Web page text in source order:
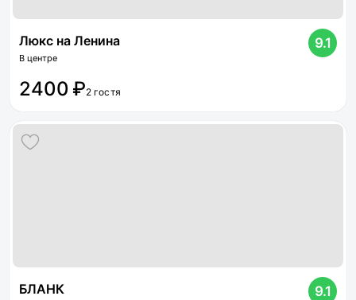
Люкс на Ленина
В центре
9.1
2400 ₽2 гостя
БЛАНК 9.1